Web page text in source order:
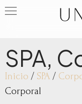
SPA,
Inicio / SPA /
Corporal